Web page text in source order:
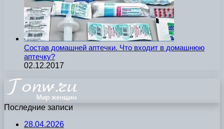
Состав домашней аптечки. Что входит в домашнюю
аптечку?
02.12.2017
Последние записи
28.04.2026